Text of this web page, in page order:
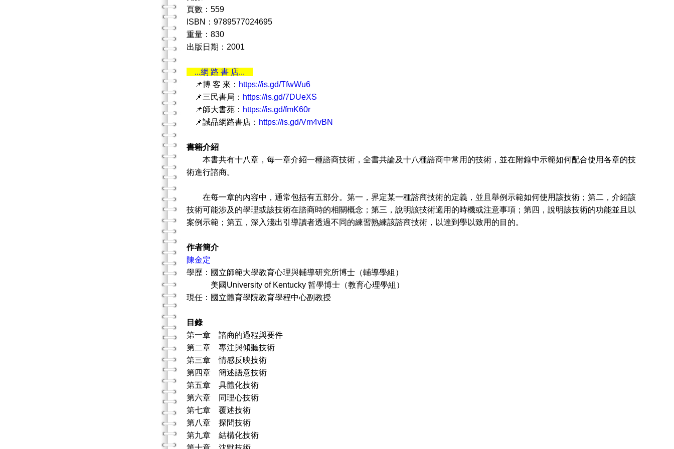
頁數：559
ISBN：9789577024695
重量：830
出版日期：2001
...網 路 書 店...
📌博 客 來： https://is.gd/TfwWu6
📌三民書局： https://is.gd/7DUeXS
📌師大書苑： https://is.gd/fmK60r
📌誠品網路書店： https://is.gd/Vm4vBN
書籍介紹
本書共有十八章，每一章介紹一種諮商技術，全書共論及十八種諮商中常用的技術，並在附錄中示範如何配合使用各章的技
術進行諮商。
在每一章的內容中，通常包括有五部分。第一，界定某一種諮商技術的定義，並且舉例示範如何使用該技術；第二，介紹該
技術可能涉及的學理或該技術在諮商時的相關概念；第三，說明該技術適用的時機或注意事項；第四，說明該技術的功能並且以
案例示範；第五，深入淺出引導讀者透過不同的練習熟練該諮商技術，以達到學以致用的目的。
作者簡介
陳金定
學歷：國立師範大學教育心理與輔導研究所博士（輔導學組）
美國University of Kentucky 哲學博士（教育心理學組）
現任：國立體育學院教育學程中心副教授
目錄
第一章 諮商的過程與要件
第二章 專注與傾聽技術
第三章 情感反映技術
第四章 簡述語意技術
第五章 具體化技術
第六章 同理心技術
第七章 覆述技術
第八章 探問技術
第九章 結構化技術